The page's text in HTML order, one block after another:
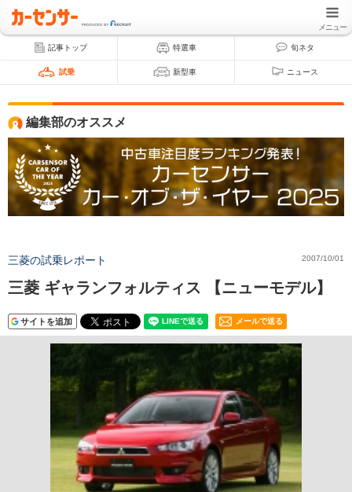
メニュー
記事トップ 特選車 旬ネタ
試乗 新型車 ニュース
編集部のオススメ
三菱の試乗レポート 2007/10/01
三菱 ギャランフォルティス 【ニューモデル】
サイトを追加 メールで送る